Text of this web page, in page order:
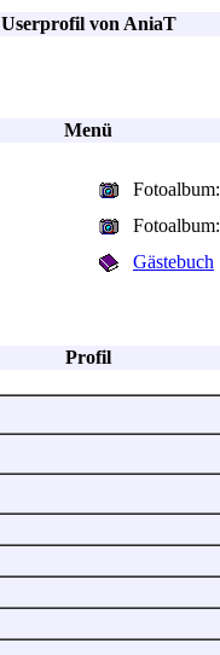
Userprofil von AniaT
Menü
Fotoalbum:
Fotoalbum:
Gästebuch
Profil